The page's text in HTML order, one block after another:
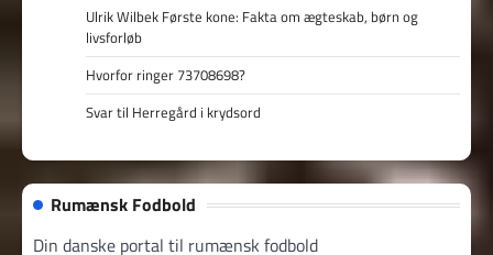
Ulrik Wilbek Første kone: Fakta om ægteskab, børn og
livsforløb
Hvorfor ringer 73708698?
Svar til Herregård i krydsord
Rumænsk Fodbold
Din danske portal til rumænsk fodbold